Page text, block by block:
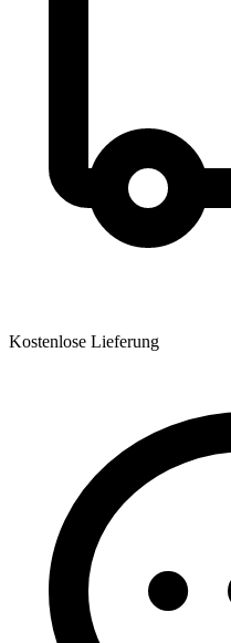
Kostenlose Lieferung